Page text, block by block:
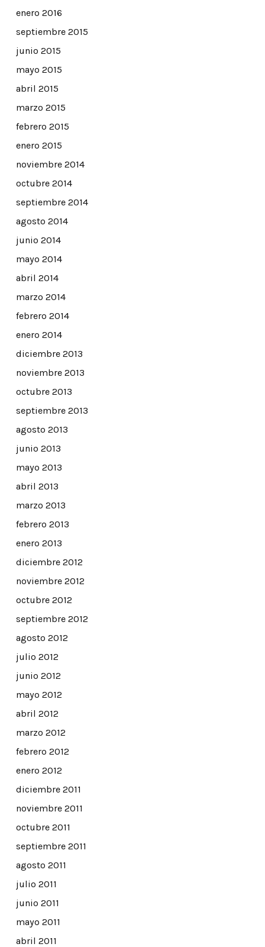
enero 2016
septiembre 2015
junio 2015
mayo 2015
abril 2015
marzo 2015
febrero 2015
enero 2015
noviembre 2014
octubre 2014
septiembre 2014
agosto 2014
junio 2014
mayo 2014
abril 2014
marzo 2014
febrero 2014
enero 2014
diciembre 2013
noviembre 2013
octubre 2013
septiembre 2013
agosto 2013
junio 2013
mayo 2013
abril 2013
marzo 2013
febrero 2013
enero 2013
diciembre 2012
noviembre 2012
octubre 2012
septiembre 2012
agosto 2012
julio 2012
junio 2012
mayo 2012
abril 2012
marzo 2012
febrero 2012
enero 2012
diciembre 2011
noviembre 2011
octubre 2011
septiembre 2011
agosto 2011
julio 2011
junio 2011
mayo 2011
abril 2011